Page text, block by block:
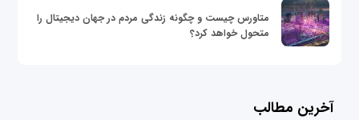
متاورس چیست و چگونه زندگی مردم در جهان دیجیتال را
متحول خواهد کرد؟
آخرین مطالب